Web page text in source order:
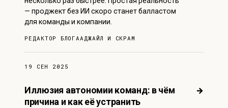
— проджект без ИИ скоро станет балластом
для команды и компании.
РЕДАКТОР БЛОГААДЖАЙЛ И СКРАМ
19 СЕН 2025
Иллюзия автономии команд: в чём
причина и как её устранить
→